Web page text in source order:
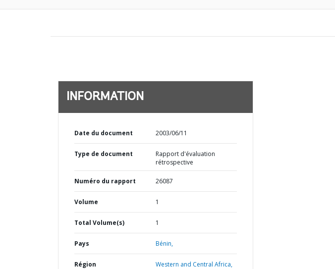
INFORMATION
Date du document 2003/06/11
Type de document
Rapport d'évaluation
rétrospective
Numéro du rapport 26087
Volume 1
Total Volume(s) 1
Pays Bénin,
Région Western and Central Africa,